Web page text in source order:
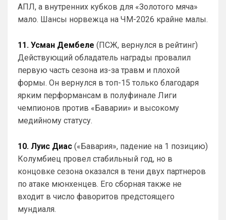
АПЛ, а внутренних кубков для «Золотого мяча»
мало. Шансы норвежца на ЧМ-2026 крайне малы.
11. Усман Дембеле (ПСЖ, вернулся в рейтинг)
Действующий обладатель награды провалил
первую часть сезона из-за травм и плохой
формы. Он вернулся в топ-15 только благодаря
ярким перформансам в полуфинале Лиги
чемпионов против «Баварии» и высокому
медийному статусу.
10. Луис Диас («Бавария», падение на 1 позицию)
Колумбиец провел стабильный год, но в
концовке сезона оказался в тени двух партнеров
по атаке мюнхенцев. Его сборная также не
входит в число фаворитов предстоящего
мундиаля.
Челси даже сейчас привлекателен для
игроков , и без ЛЧ , и без спонсоров …
Канонир• 20:25
Ответ для Аристократ
Челси даже сейчас привлекателен для
игроков , и без ЛЧ , и без спонсоров …
Потому что Челси это титулы , а Арсенал это
я же подчеркнул специально - РА и
Ролики! При РА, я бы даже не написал
такого, а вот с ними, я не только это
Клубок Мира и Кубок Конференций? Чем
гордиться то с 2022 года? Чем
заманивать игроков? Накупили на 1,5
млрд Мудриканских игроков и кайфуете.
Аристократ• 20:26
Ответ для Канонир